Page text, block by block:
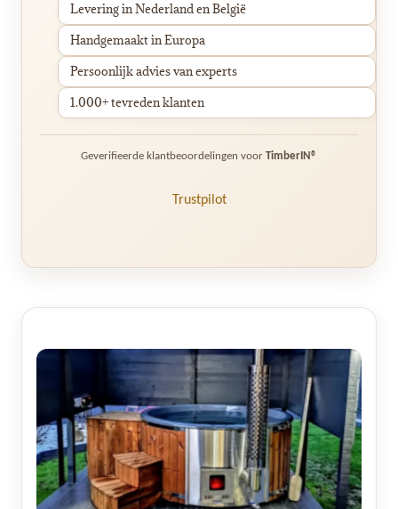
Levering in Nederland en België
Handgemaakt in Europa
Persoonlijk advies van experts
1.000+ tevreden klanten
Geverifieerde klantbeoordelingen voor TimberIN®
Trustpilot